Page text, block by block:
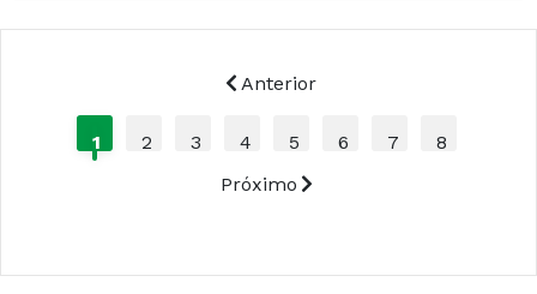
Anterior
1 2 3 4 5 6 7
8
Próximo